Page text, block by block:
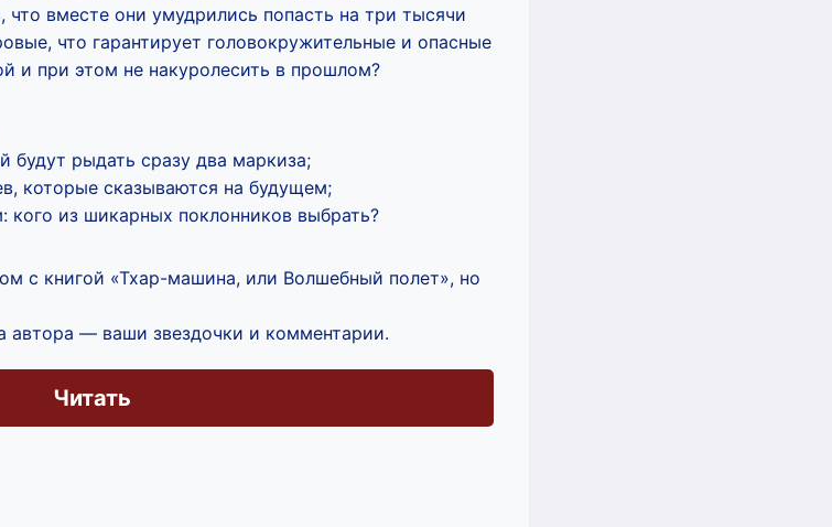
что вместе они умудрились попасть на три тысячи
что гарантирует головокружительные и опасные
и при этом не накуролесить в прошлом?
будут рыдать сразу два маркиза;
которые сказываются на будущем;
из шикарных поклонников выбрать?
с книгой «Тхар-машина, или Волшебный полет», но
— ваши звездочки и комментарии.
Читать